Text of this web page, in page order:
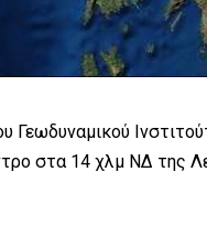
στα 14 χλμ ΝΔ της